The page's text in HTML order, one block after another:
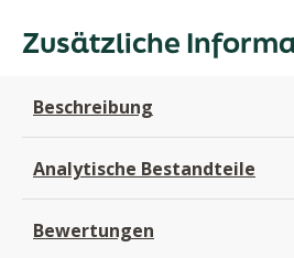
Zusätzliche
Beschreibung
Analytische Bestandteile
Bewertungen